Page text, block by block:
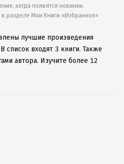
когда появятся новинки.
разделе Мои Книги «Избранное»
лучшие произведения
В список входят 3 книги. Также
автора. Изучите более 12
произведениями даже без